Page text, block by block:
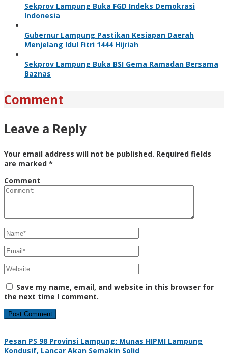
Sekprov Lampung Buka FGD Indeks Demokrasi
Indonesia
Gubernur Lampung Pastikan Kesiapan Daerah
Menjelang Idul Fitri 1444 Hijriah
Sekprov Lampung Buka BSI Gema Ramadan Bersama
Baznas
Comment
Leave a Reply
Your email address will not be published. Required fields
are marked *
Comment
Save my name, email, and website in this browser for
the next time I comment.
Pesan PS 98 Provinsi Lampung: Munas HIPMI Lampung
Kondusif, Lancar Akan Semakin Solid